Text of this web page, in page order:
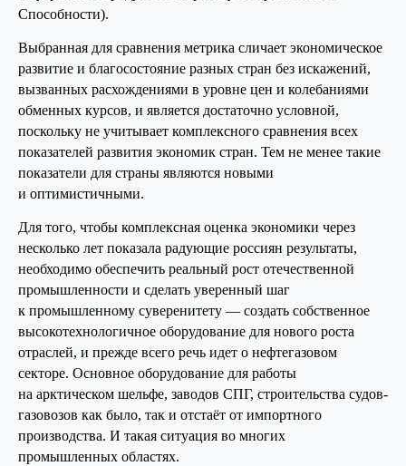
Способности).
Выбранная для сравнения метрика сличает экономическое
развитие и благосостояние разных стран без искажений,
вызванных расхождениями в уровне цен и колебаниями
обменных курсов, и является достаточно условной,
поскольку не учитывает комплексного сравнения всех
показателей развития экономик стран. Тем не менее такие
показатели для страны являются новыми
и оптимистичными.
Для того, чтобы комплексная оценка экономики через
несколько лет показала радующие россиян результаты,
необходимо обеспечить реальный рост отечественной
промышленности и сделать уверенный шаг
к промышленному суверенитету — создать собственное
высокотехнологичное оборудование для нового роста
отраслей, и прежде всего речь идет о нефтегазовом
секторе. Основное оборудование для работы
на арктическом шельфе, заводов СПГ, строительства судов-
газовозов как было, так и отстаёт от импортного
производства. И такая ситуация во многих
промышленных областях.